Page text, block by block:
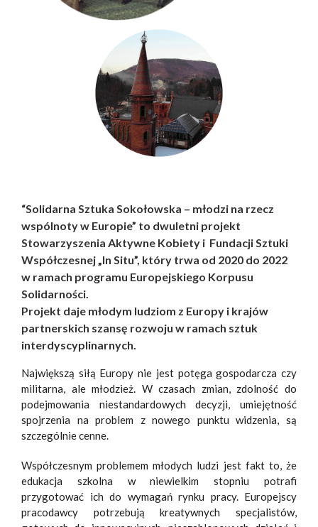
“Solidarna Sztuka Sokołowska – młodzi na rzecz
wspólnoty w Europie” to dwuletni projekt
Stowarzyszenia Aktywne Kobiety i Fundacji Sztuki
Współczesnej „In Situ”, który trwa od 2020 do 2022
w ramach programu Europejskiego Korpusu
Solidarności.
Projekt daje młodym ludziom z Europy i krajów
partnerskich szansę rozwoju w ramach sztuk
interdyscyplinarnych.
Największą siłą Europy nie jest potęga gospodarcza czy
militarna, ale młodzież. W czasach zmian, zdolność do
podejmowania niestandardowych decyzji, umiejętność
spojrzenia na problem z nowego punktu widzenia, są
szczególnie cenne.
Współczesnym problemem młodych ludzi jest fakt to, że
edukacja szkolna w niewielkim stopniu potrafi
przygotować ich do wymagań rynku pracy. Europejscy
pracodawcy potrzebują kreatywnych specjalistów,